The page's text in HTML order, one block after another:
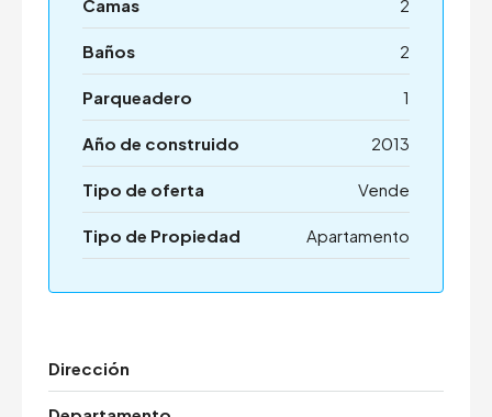
Camas 2
Baños 2
Parqueadero 1
Año de construido 2013
Tipo de oferta Vende
Tipo de Propiedad Apartamento
Dirección